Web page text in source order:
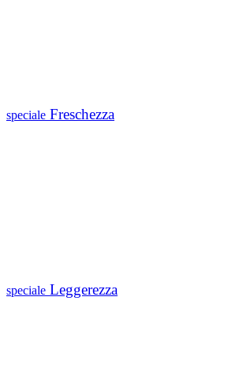
speciale Freschezza
speciale Leggerezza